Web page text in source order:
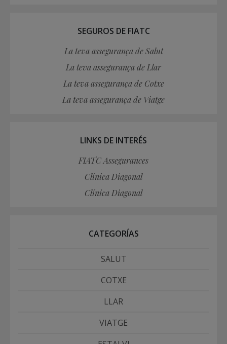
SEGUROS DE FIATC
La teva assegurança de Salut
La teva assegurança de Llar
La teva assegurança de Cotxe
La teva assegurança de Viatge
LINKS DE INTERÉS
FIATC Assegurances
Clínica Diagonal
Clínica Diagonal
CATEGORÍAS
SALUT
COTXE
LLAR
VIATGE